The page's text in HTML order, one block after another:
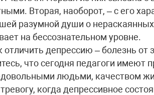
Вторая, наоборот, – с его
разумной души о
на бессознательном уровне.
отличить депрессию – болезнь от
что сегодня педагоги имеют
людьми, качеством
когда депрессивное